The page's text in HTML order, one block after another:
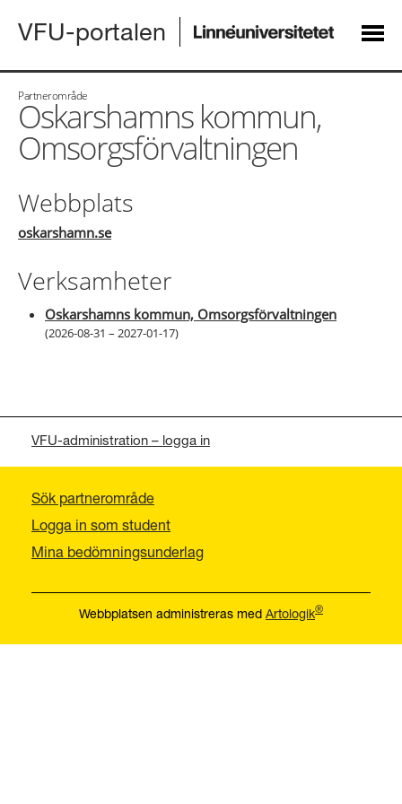
VFU-portalen
Partnerområde
Oskarshamns kommun,
Omsorgsförvaltningen
Webbplats
oskarshamn.se
Verksamheter
Oskarshamns kommun, Omsorgsförvaltningen
(2026-08-31 – 2027-01-17)
VFU-administration – logga in
Sök partnerområde
Logga in som student
Mina bedömningsunderlag
Webbplatsen administreras med Artologik®